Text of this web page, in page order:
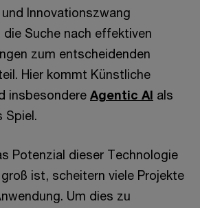
Innovationszwang
Suche nach effektiven
zum entscheidenden
Hier kommt Künstliche
insbesondere Agentic AI als
Spiel.
Potenzial dieser Technologie
ist, scheitern viele Projekte
Um dies zu